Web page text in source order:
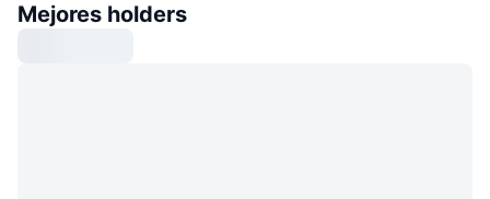
Mejores holders